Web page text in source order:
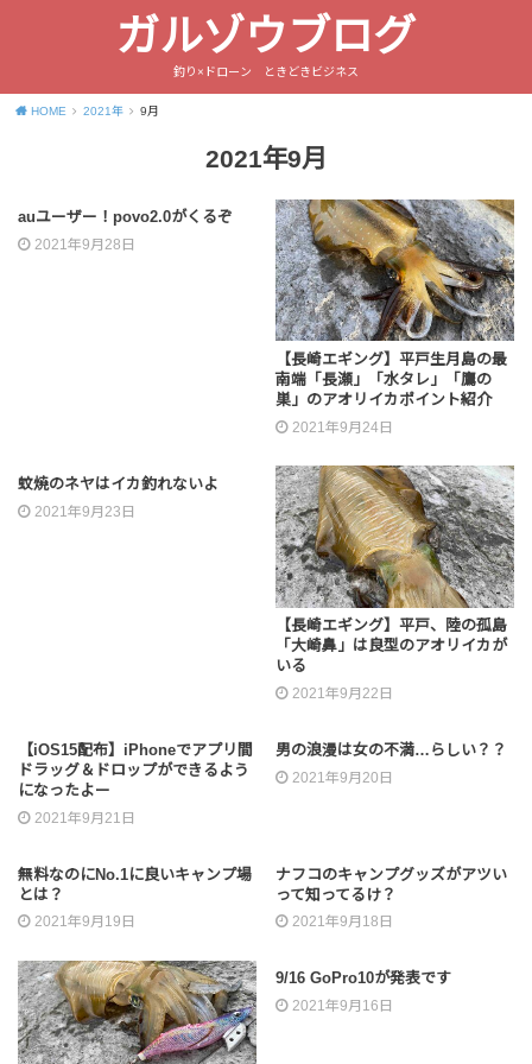
ガルゾウブログ
釣り×ドローン ときどきビジネス
HOME 2021年 9月
2021年9月
auユーザー！povo2.0がくるぞ
2021年9月28日
【長崎エギング】平戸生月島の最
南端「長瀬」「水タレ」「鷹の
巣」のアオリイカポイント紹介
2021年9月24日
蚊焼のネヤはイカ釣れないよ
2021年9月23日
【長崎エギング】平戸、陸の孤島
「大崎鼻」は良型のアオリイカが
いる
2021年9月22日
【iOS15配布】iPhoneでアプリ間
ドラッグ＆ドロップができるよう
になったよー
2021年9月21日
男の浪漫は女の不満…らしい？？
2021年9月20日
無料なのにNo.1に良いキャンプ場
とは？
2021年9月19日
ナフコのキャンプグッズがアツい
って知ってるけ？
2021年9月18日
9/16 GoPro10が発表です
2021年9月16日